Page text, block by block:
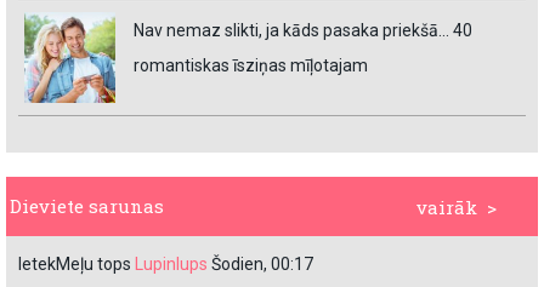
Nav nemaz slikti, ja kāds pasaka priekšā… 40
romantiskas īsziņas mīļotajam
vairāk >
Dieviete sarunas
IetekMeļu tops Lupinlups Šodien, 00:17